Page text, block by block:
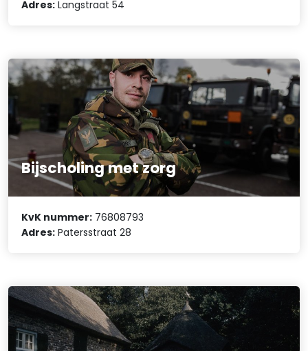
Adres: Langstraat 54
Bijscholing met zorg
KvK nummer: 76808793
Adres: Patersstraat 28